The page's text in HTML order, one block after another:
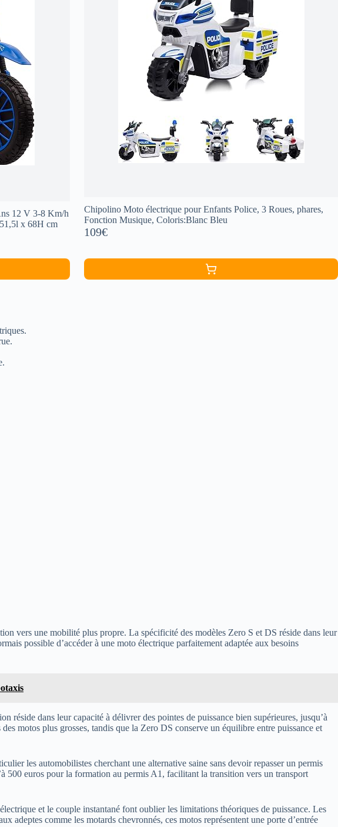
12 V 3-8 Km/h
x 68H cm
Chipolino Moto électrique pour Enfants Police, 3 Roues, phares,
Fonction Musique, Coloris:Blanc Bleu
109€
vers une mobilité plus propre. La spécificité des modèles Zero S et DS réside dans leur
possible d’accéder à une moto électrique parfaitement adaptée aux besoins
réside dans leur capacité à délivrer des pointes de puissance bien supérieures, jusqu’à
motos plus grosses, tandis que la Zero DS conserve un équilibre entre puissance et
les automobilistes cherchant une alternative saine sans devoir repasser un permis
500 euros pour la formation au permis A1, facilitant la transition vers un transport
et le couple instantané font oublier les limitations théoriques de puissance. Les
adeptes comme les motards chevronnés, ces motos représentent une porte d’entrée